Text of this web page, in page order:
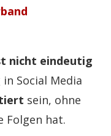
nicht eindeutig
Social Media
sein, ohne
Folgen hat.